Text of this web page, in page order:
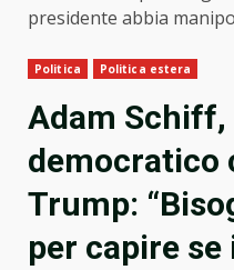
presidente abbia
Politica Politica estera
Adam
democratico
Trump:
per capire